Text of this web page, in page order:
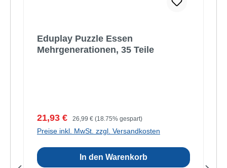
Eduplay Puzzle Essen
Mehrgenerationen, 35 Teile
Verkaufspreis:
21,93 € Regulärer Preis:
26,99 € (18.75% gespart)
Preise inkl. MwSt. zzgl. Versandkosten
In den Warenkorb